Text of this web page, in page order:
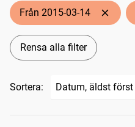
Från 2015-03-14
Rensa alla filter
Sortera: